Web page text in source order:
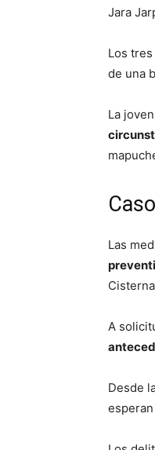
Jara
Los
de una
La
Las
A
Desde